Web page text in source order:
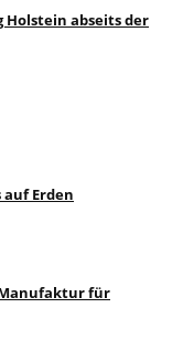
Holstein abseits der
auf Erden
für